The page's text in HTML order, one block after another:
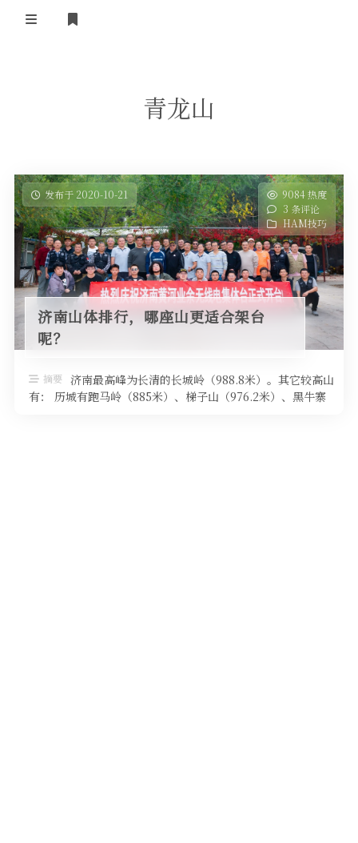
关于黄河
黄河使命
黄河新闻
政策法规
活动竞赛
行业新闻
无线电资料
BA4II
图文教程
视频资料
软件
器材专区
车载类别
摩托车
编号申请
黄河直播
青龙山
发布于 2020-10-21
9084 热度
3 条评论
HAM技巧
济南山体排行，哪座山更适合架台
呢？
摘要 济南最高峰为长清的长城岭（988.8米）。其它较高山
有： 历城有跑马岭（885米）、梯子山（976.2米）、黑牛寨